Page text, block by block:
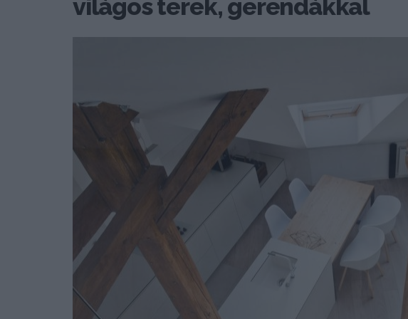
világos terek, gerendákkal